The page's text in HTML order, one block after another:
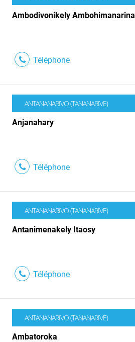
Ambodivonikely Ambohimanarina
Téléphone
ANTANANARIVO (TANANARIVE)
Anjanahary
Téléphone
ANTANANARIVO (TANANARIVE)
Antanimenakely Itaosy
Téléphone
ANTANANARIVO (TANANARIVE)
Ambatoroka